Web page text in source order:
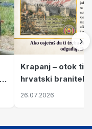
Krapanj – otok
hrvatski branitelji
pronalaze mir
26.07.2026
›